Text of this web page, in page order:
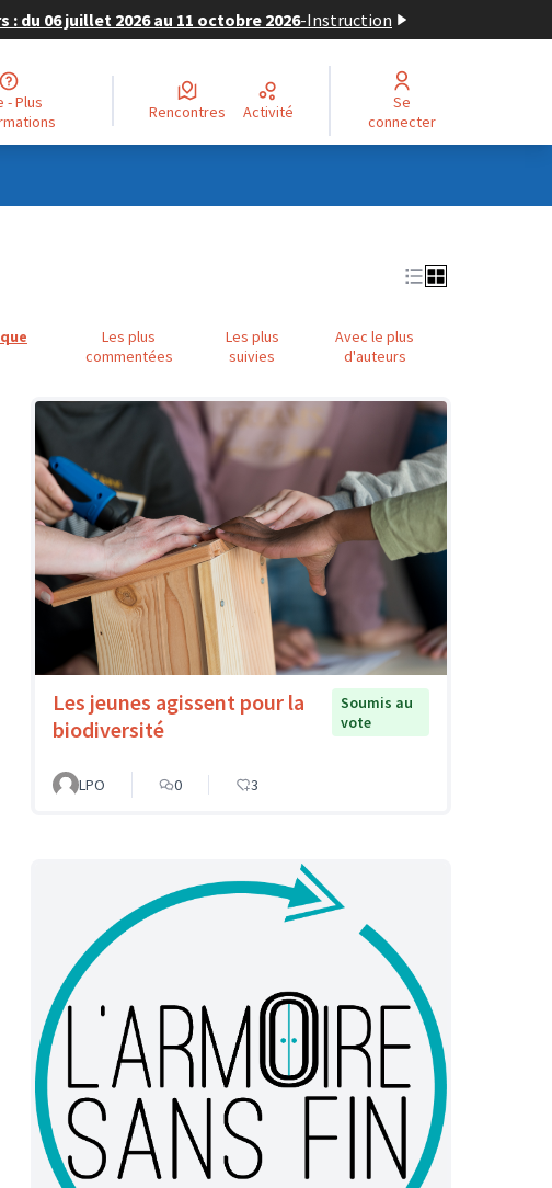
06 juillet 2026 au 11 octobre 2026-Instruction
Rencontres Activité
Se
connecter
Les plus
commentées
Les plus
suivies
Avec le plus
d'auteurs
Les jeunes agissent pour la
biodiversité
Soumis au
vote
LPO 0 3